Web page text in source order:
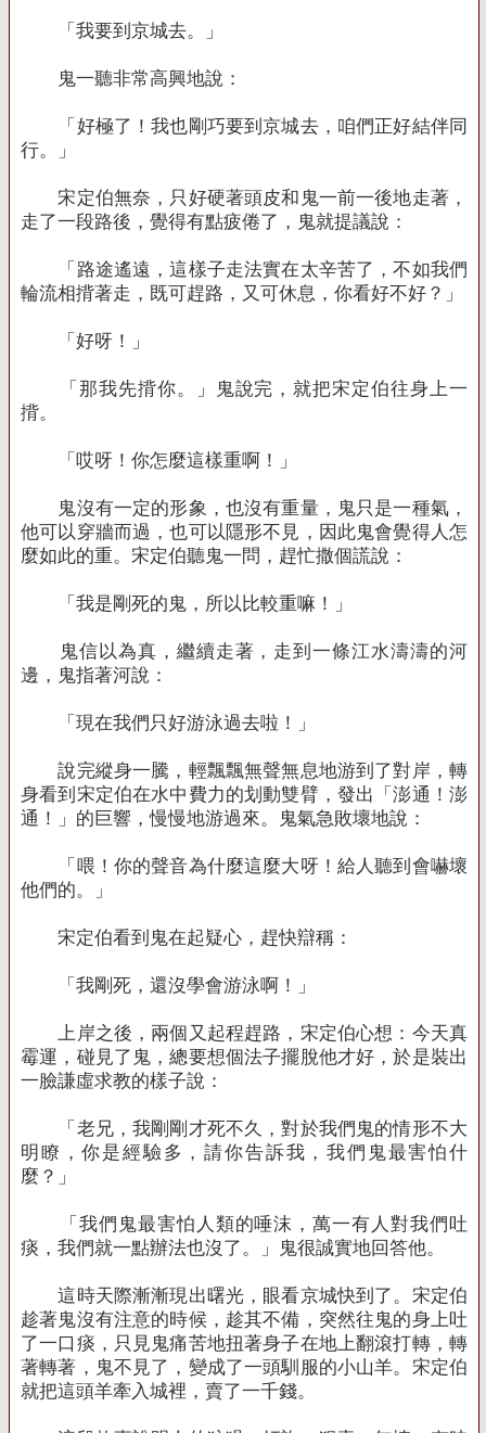
「我要到京城去。」
鬼一聽非常高興地說：
「好極了！我也剛巧要到京城去，咱們正好結伴同
行。」
宋定伯無奈，只好硬著頭皮和鬼一前一後地走著，
走了一段路後，覺得有點疲倦了，鬼就提議說：
「路途遙遠，這樣子走法實在太辛苦了，不如我們
輪流相揹著走，既可趕路，又可休息，你看好不好？」
「好呀！」
「那我先揹你。」鬼說完，就把宋定伯往身上一
揹。
「哎呀！你怎麼這樣重啊！」
鬼沒有一定的形象，也沒有重量，鬼只是一種氣，
他可以穿牆而過，也可以隱形不見，因此鬼會覺得人怎
麼如此的重。宋定伯聽鬼一問，趕忙撒個謊說：
「我是剛死的鬼，所以比較重嘛！」
鬼信以為真，繼續走著，走到一條江水濤濤的河
邊，鬼指著河說：
「現在我們只好游泳過去啦！」
說完縱身一騰，輕飄飄無聲無息地游到了對岸，轉
身看到宋定伯在水中費力的划動雙臂，發出「澎通！澎
通！」的巨響，慢慢地游過來。鬼氣急敗壞地說：
「喂！你的聲音為什麼這麼大呀！給人聽到會嚇壞
他們的。」
宋定伯看到鬼在起疑心，趕快辯稱：
「我剛死，還沒學會游泳啊！」
上岸之後，兩個又起程趕路，宋定伯心想：今天真
霉運，碰見了鬼，總要想個法子擺脫他才好，於是裝出
一臉謙虛求教的樣子說：
「老兄，我剛剛才死不久，對於我們鬼的情形不大
明瞭，你是經驗多，請你告訴我，我們鬼最害怕什
麼？」
「我們鬼最害怕人類的唾沫，萬一有人對我們吐
痰，我們就一點辦法也沒了。」鬼很誠實地回答他。
這時天際漸漸現出曙光，眼看京城快到了。宋定伯
趁著鬼沒有注意的時候，趁其不備，突然往鬼的身上吐
了一口痰，只見鬼痛苦地扭著身子在地上翻滾打轉，轉
著轉著，鬼不見了，變成了一頭馴服的小山羊。宋定伯
就把這頭羊牽入城裡，賣了一千錢。